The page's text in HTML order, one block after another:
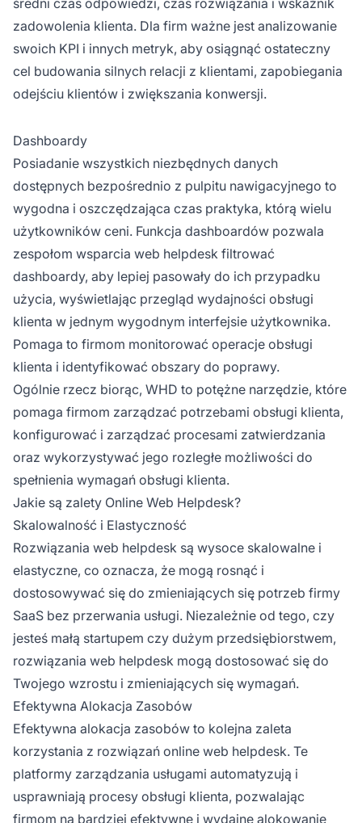
średni czas odpowiedzi, czas rozwiązania i wskaźnik
zadowolenia klienta. Dla firm ważne jest analizowanie
swoich KPI i innych metryk, aby osiągnąć ostateczny
cel budowania silnych relacji z klientami, zapobiegania
odejściu klientów i zwiększania konwersji.
Dashboardy
Posiadanie wszystkich niezbędnych danych
dostępnych bezpośrednio z pulpitu nawigacyjnego to
wygodna i oszczędzająca czas praktyka, którą wielu
użytkowników ceni. Funkcja dashboardów pozwala
zespołom wsparcia web helpdesk filtrować
dashboardy, aby lepiej pasowały do ich przypadku
użycia, wyświetlając przegląd wydajności obsługi
klienta w jednym wygodnym interfejsie użytkownika.
Pomaga to firmom monitorować operacje obsługi
klienta i identyfikować obszary do poprawy.
Ogólnie rzecz biorąc, WHD to potężne narzędzie, które
pomaga firmom zarządzać potrzebami obsługi klienta,
konfigurować i zarządzać procesami zatwierdzania
oraz wykorzystywać jego rozległe możliwości do
spełnienia wymagań obsługi klienta.
Jakie są zalety Online Web Helpdesk?
Skalowalność i Elastyczność
Rozwiązania web helpdesk są wysoce skalowalne i
elastyczne, co oznacza, że mogą rosnąć i
dostosowywać się do zmieniających się potrzeb firmy
SaaS bez przerwania usługi. Niezależnie od tego, czy
jesteś małą startupem czy dużym przedsiębiorstwem,
rozwiązania web helpdesk mogą dostosować się do
Twojego wzrostu i zmieniających się wymagań.
Efektywna Alokacja Zasobów
Efektywna alokacja zasobów to kolejna zaleta
korzystania z rozwiązań online web helpdesk. Te
platformy zarządzania usługami automatyzują i
usprawniają procesy obsługi klienta, pozwalając
firmom na bardziej efektywne i wydajne alokowanie